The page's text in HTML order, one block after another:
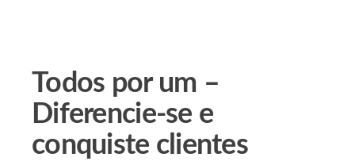
Todos por um –
Diferencie-se e
conquiste clientes